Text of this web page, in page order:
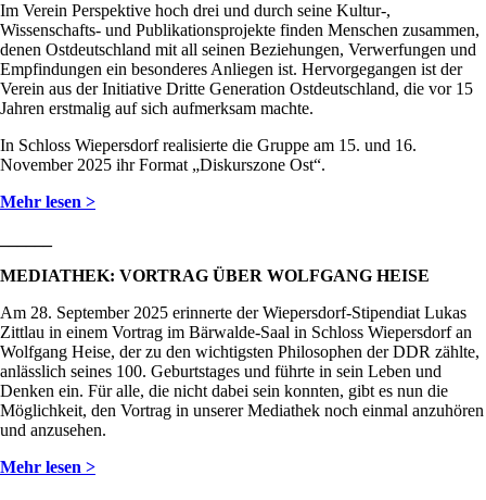
Im Verein Perspektive hoch drei und durch seine Kultur-,
Wissenschafts- und Publikationsprojekte finden Menschen zusammen,
denen Ostdeutschland mit all seinen Beziehungen, Verwerfungen und
Empfindungen ein besonderes Anliegen ist. Hervorgegangen ist der
Verein aus der Initiative Dritte Generation Ostdeutschland, die vor 15
Jahren erstmalig auf sich aufmerksam machte.
In Schloss Wiepersdorf realisierte die Gruppe am 15. und 16.
November 2025 ihr Format „Diskurszone Ost“.
Mehr lesen >
MEDIATHEK: VORTRAG ÜBER WOLFGANG HEISE
Am 28. September 2025 erinnerte der Wiepersdorf-Stipendiat Lukas
Zittlau in einem Vortrag im Bärwalde-Saal in Schloss Wiepersdorf an
Wolfgang Heise, der zu den wichtigsten Philosophen der DDR zählte,
anlässlich seines 100. Geburtstages und führte in sein Leben und
Denken ein. Für alle, die nicht dabei sein konnten, gibt es nun die
Möglichkeit, den Vortrag in unserer Mediathek noch einmal anzuhören
und anzusehen.
Mehr lesen >